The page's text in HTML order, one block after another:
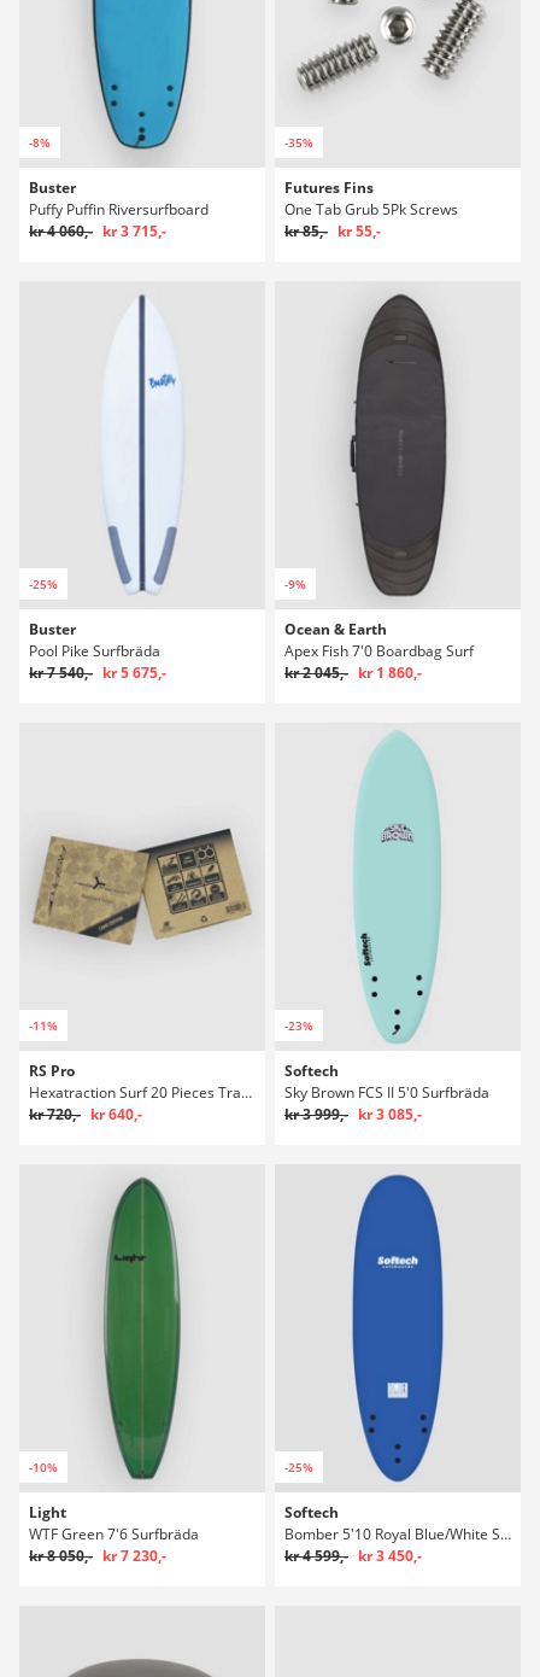
-8%
Buster
Puffy Puffin Riversurfboard
kr 4 060,- kr 3 715,-
-35%
Futures Fins
One Tab Grub 5Pk Screws
kr 85,- kr 55,-
-25%
Buster
Pool Pike Surfbräda
kr 7 540,- kr 5 675,-
-9%
Ocean & Earth
Apex Fish 7'0 Boardbag Surf
kr 2 045,- kr 1 860,-
-11%
RS Pro
Hexatraction Surf 20 Pieces Traction Stoppning
kr 720,- kr 640,-
-23%
Softech
Sky Brown FCS II 5'0 Surfbräda
kr 3 999,- kr 3 085,-
-10%
Light
WTF Green 7'6 Surfbräda
kr 8 050,- kr 7 230,-
-25%
Softech
Bomber 5'10 Royal Blue/White Surfbräda
kr 4 599,- kr 3 450,-